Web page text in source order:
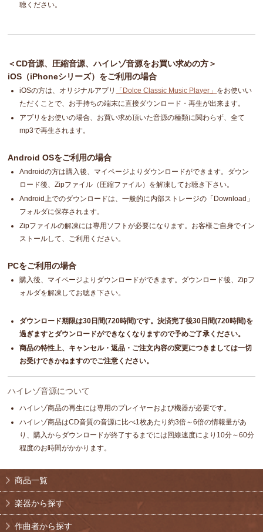
聴ください。
＜CD音源、圧縮音源、ハイレゾ音源をお買い求めの方＞
iOS（iPhoneシリーズ）をご利用の場合
iOSの方は、オリジナルアプリ 「Dolce Classic Music Player」 をお使いい
ただくことで、お手持ちの端末に直接ダウンロード・再生が出来ます。
アプリをお使いの場合、お買い求め頂いた音源の種類に関わらず、全て
mp3で再生されます。
Android OSをご利用の場合
Androidの方は購入後、マイページよりダウンロードができます。ダウン
ロード後、Zipファイル（圧縮ファイル）を解凍してお聴き下さい。
Android上でのダウンロードは、一般的に内部ストレージの「Download」
フォルダに保存されます。
Zipファイルの解凍には専用ソフトが必要になります。お客様ご自身でイン
ストールして、ご利用ください。
PCをご利用の場合
購入後、マイページよりダウンロードができます。ダウンロード後、Zipフ
ォルダを解凍してお聴き下さい。
ダウンロード期限は30日間(720時間)です。決済完了後30日間(720時間)を
過ぎますとダウンロードができなくなりますので予めご了承ください。
商品の特性上、キャンセル・返品・ご注文内容の変更につきましては一切
お受けできかねますのでご注意ください。
ハイレゾ音源について
ハイレゾ商品の再生には専用のプレイヤーおよび機器が必要です。
ハイレゾ商品はCD音質の音源に比べ1枚あたり約3倍～6倍の情報量があ
り、購入からダウンロードが終了するまでには回線速度により10分～60分
程度のお時間がかかります。
商品一覧
楽器から探す
作曲者から探す